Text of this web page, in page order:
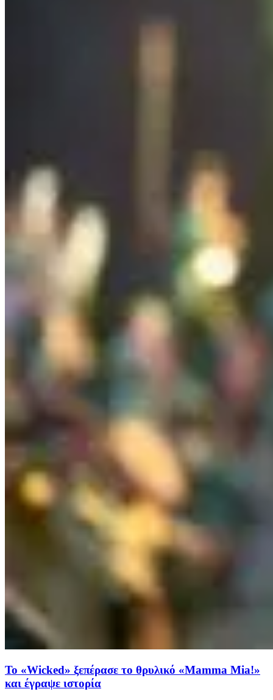
Το «Wicked» ξεπέρασε το θρυλικό «Mamma Mia!»
και έγραψε ιστορία